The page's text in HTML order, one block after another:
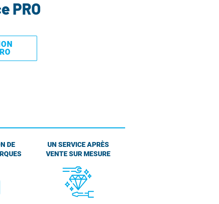
PRO
DE
UN SERVICE APRÈS
VENTE SUR MESURE